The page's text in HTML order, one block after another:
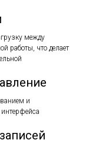
между
работы, что делает
и